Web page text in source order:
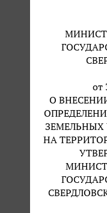
от
О
ЗЕМЕЛЬНЫХ
НА